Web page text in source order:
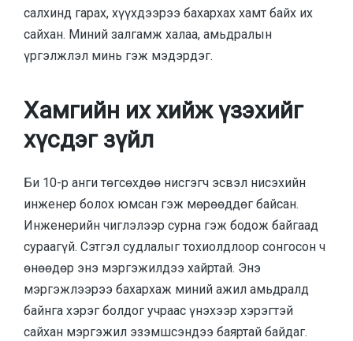
салхинд гарах, хүүхдээрээ бахархах хамт байх их
сайхан. Миний залгамж халаа, амьдралын
үргэлжлэл минь гэж мэдэрдэг.
Хамгийн их хийж үзэхийг
хүсдэг зүйл
Би 10-р анги төгсөхдөө нисгэгч эсвэл нисэхийн
инженер болох юмсан гэж мөрөөддөг байсан.
Инженерийн чиглэлээр сурна гэж бодож байгаад
сураагүй. Сэтгэл судлалыг тохиолдлоор сонгосон ч
өнөөдөр энэ мэргэжилдээ хайртай. Энэ
мэргэжлээрээ бахархаж миний ажил амьдралд
байнга хэрэг болдог учраас үнэхээр хэрэгтэй
сайхан мэргэжил эзэмшсэндээ баяртай байдаг.